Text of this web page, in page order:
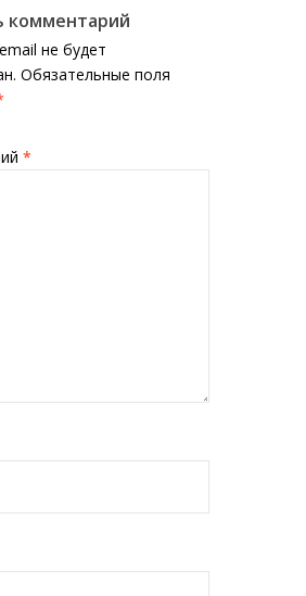
комментарий
не будет
Обязательные поля
*